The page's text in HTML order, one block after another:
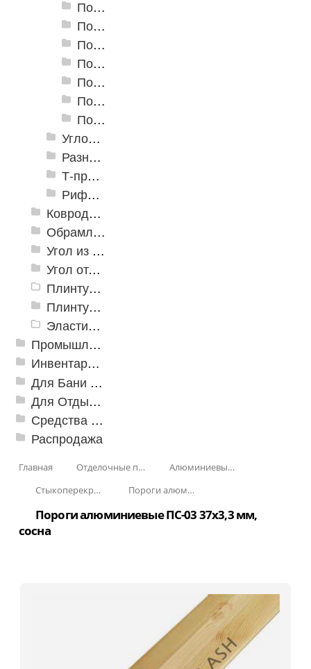
Пороги алюминиевые А-30 30х5 мм (открытый крепеж)
Пороги алюминиевые А-39 39х5,4 мм (открытый крепеж)
Пороги алюминиевые А-45 45х4,4 мм (открытый крепеж)
Пороги алюминиевые B-1 30х4,2 мм (скрытый крепеж)
Пороги алюминиевые B-2 37х4,4 мм (скрытый крепеж)
Пороги алюминиевые B-4 41х6-13 мм (скрытый крепеж)
Пороги алюминиевые B-5 80х4,6 мм (скрытый крепеж)
Угловые алюминиевые пороги
Разноуровневые алюминиевые профили
Т-профиль
Рифленые алюминиевые листы и углы квинтет
Ковродержатели
Обрамление
Угол из ПВХ
Угол отделочный арочный
Плинтус для столешниц
Плинтусы «KronPlast»
Эластичный напольно-стыковочный профиль Cezar
Промышленный текстиль
Инвентарь для клининга
Для Бани и Сауны
Для Отдыха и Пикника
Средства от насекомых и садовых вредителей
Распродажа
Главная Отделочные профили
Алюминиевые пороги
Стыкоперекрывающие алюминиевые пороги
Пороги алюминиевые ПС-03 37x3,3 мм (открытый крепеж)
Пороги алюминиевые ПС-03 37x3,3 мм,
сосна